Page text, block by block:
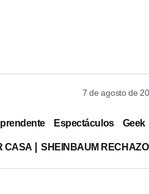
7 de agosto de
Espectáculos Geek
CASA SHEINBAUM